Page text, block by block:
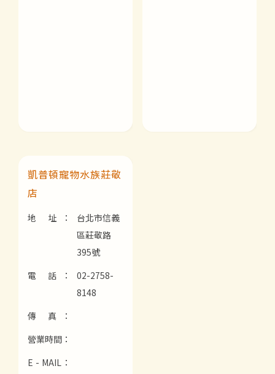
凱普頓寵物水族莊敬
店
地 址：
台北市信義
區莊敬路
395號
電 話：
02-2758-
8148
傳 真：
營業時間：
E - MAIL：